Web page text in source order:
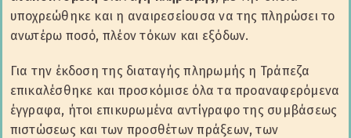
υποχρεώθηκε και η αναιρεσείουσα να της πληρώσει το
ανωτέρω ποσό, πλέον τόκων και εξόδων.
Για την έκδοση της διαταγής πληρωμής η Τράπεζα
επικαλέσθηκε και προσκόμισε όλα τα προαναφερόμενα
έγγραφα, ήτοι επικυρωμένα αντίγραφο της συμβάσεως
πιστώσεως και των προσθέτων πράξεων, των